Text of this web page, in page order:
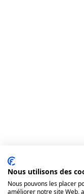
Nous utilisons des
Nous pouvons les placer
améliorer notre site Web,